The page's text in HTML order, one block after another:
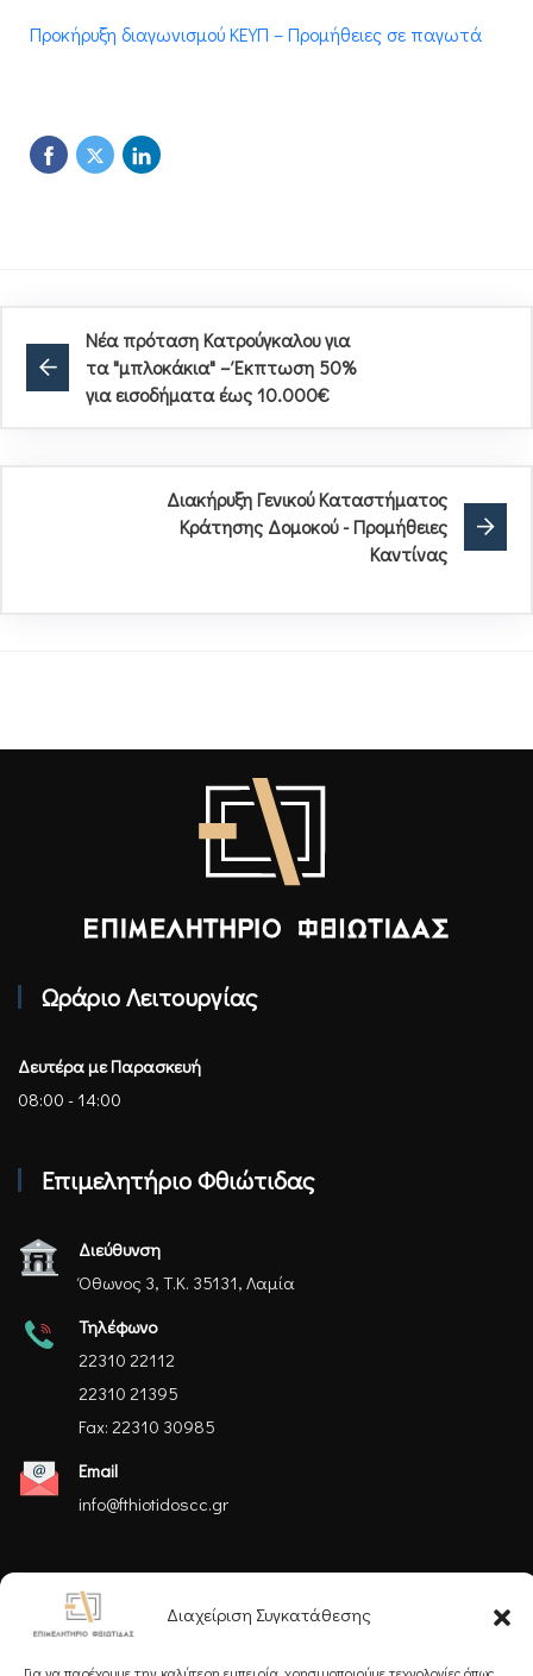
Διαχείριση Συγκατάθεσης
Προκήρυξη διαγωνισμού ΚΕΥΠ – Προμήθειες σε παγωτά
Νέα πρόταση Κατρούγκαλου για
τα "μπλοκάκια" – Έκπτωση 50%
για εισοδήματα έως 10.000€
Διακήρυξη Γενικού Καταστήματος
Κράτησης Δομοκού - Προμήθειες
Καντίνας
Ωράριο Λειτουργίας
Δευτέρα με Παρασκευή
08:00 - 14:00
Επιμελητήριο Φθιώτιδας
Διεύθυνση
Όθωνος 3, Τ.Κ. 35131, Λαμία
Τηλέφωνο
22310 22112
22310 21395
Fax: 22310 30985
Email
info@fthiotidoscc.gr
Ακολουθήστε μας